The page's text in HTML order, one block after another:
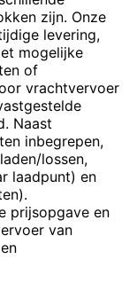
zijn. Onze
levering,
mogelijke
of
vrachtvervoer
Naast
inbegrepen,
lossen,
laadpunt) en
prijsopgave en
van